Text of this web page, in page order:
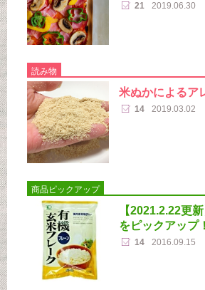
21 2019.06.30
読み物
米ぬかによるア
14 2019.03.02
商品ピックアップ
【2021.2.22更
をピックアップ
14 2016.09.15